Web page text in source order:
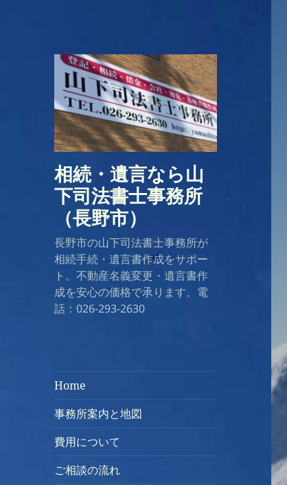
相続・遺言なら山
下司法書士事務所
（長野市）
長野市の山下司法書士事務所が
相続手続・遺言書作成をサポー
ト。不動産名義変更・遺言書作
成を安心の価格で承ります。電
話：026-293-2630
Home
事務所案内と地図
費用について
ご相談の流れ